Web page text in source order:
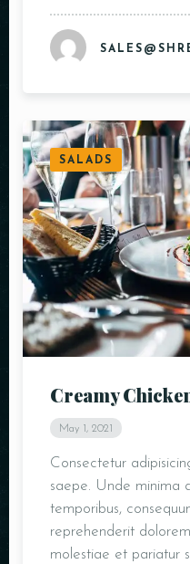
SALADS
Creamy
May 1, 2021
Consectetur
saepe. Unde minima
temporibus,
reprehenderit
molestiae et pariatur